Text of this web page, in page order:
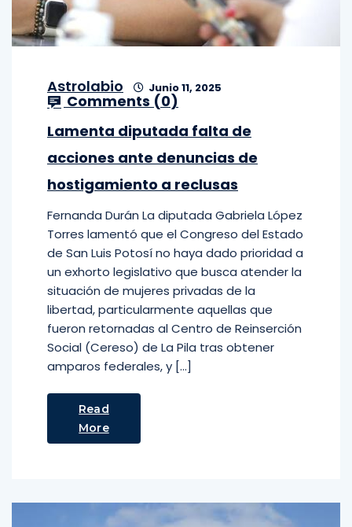
Astrolabio Junio 11, 2025
Comments (0)
Lamenta diputada falta de
acciones ante denuncias de
hostigamiento a reclusas
Fernanda Durán La diputada Gabriela López
Torres lamentó que el Congreso del Estado
de San Luis Potosí no haya dado prioridad a
un exhorto legislativo que busca atender la
situación de mujeres privadas de la
libertad, particularmente aquellas que
fueron retornadas al Centro de Reinserción
Social (Cereso) de La Pila tras obtener
amparos federales, y […]
Read
More